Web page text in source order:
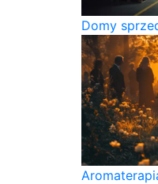
Domy